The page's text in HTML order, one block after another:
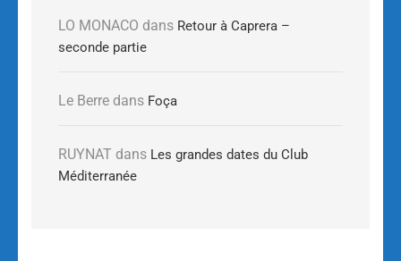
LO MONACO dans Retour à Caprera –
seconde partie
Le Berre dans Foça
RUYNAT dans Les grandes dates du Club
Méditerranée